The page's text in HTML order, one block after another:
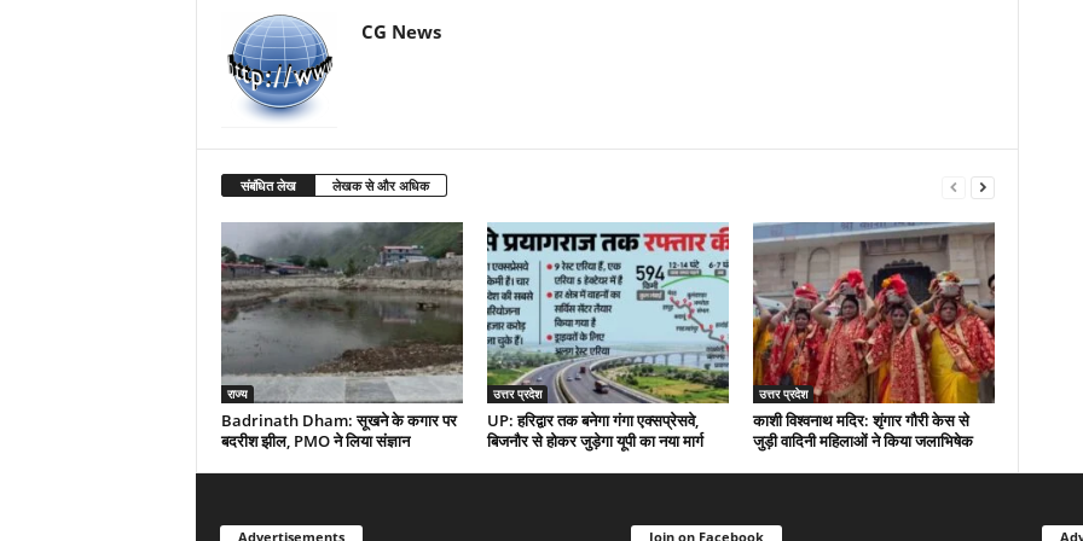
CG News
संबंधित लेख लेखक से और अधिक
राज्य
Badrinath Dham: सूखने के कगार पर
बदरीश झील, PMO ने लिया संज्ञान
उत्तर प्रदेश
UP: हरिद्वार तक बनेगा गंगा एक्सप्रेसवे,
बिजनौर से होकर जुड़ेगा यूपी का नया मार्ग
उत्तर प्रदेश
काशी विश्वनाथ मदिर: शृंगार गौरी केस से
जुड़ी वादिनी महिलाओं ने किया जलाभिषेक
Advertisements Join on Facebook